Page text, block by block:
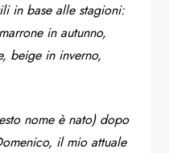
in base alle stagioni:
in autunno,
beige in inverno,
nome è nato) dopo
il mio attuale